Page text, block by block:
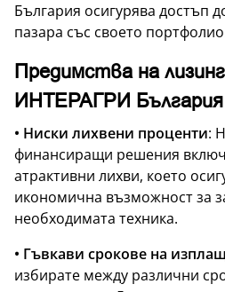
България осигурява достъп
пазара със своето
Предимства на
ИНТЕРАГРИ България
• Ниски лихвени проценти:
финансиращи решения
атрактивни лихви, което
икономична възможност за
необходимата техника.
• Гъвкави срокове на
избирате между различни